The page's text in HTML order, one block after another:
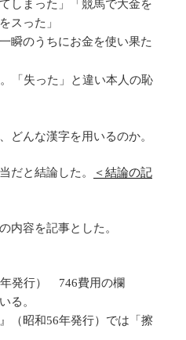
しまった」「競馬で大金を
スった」
瞬のうちにお金を使い果た
「失った」と違い本人の恥
どんな漢字を用いるのか。
だと結論した。
＜結論の記
内容を記事とした。
年発行） 746費用の欄
る。
（昭和56年発行）では「擦